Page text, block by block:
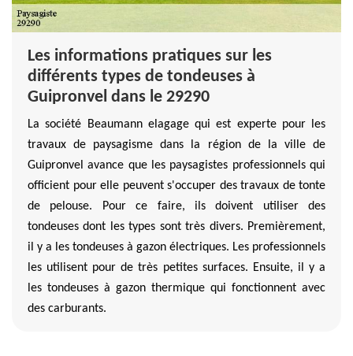
Les informations pratiques sur les
différents types de tondeuses à
Guipronvel dans le 29290
La société Beaumann elagage qui est experte pour les
travaux de paysagisme dans la région de la ville de
Guipronvel avance que les paysagistes professionnels qui
officient pour elle peuvent s'occuper des travaux de tonte
de pelouse. Pour ce faire, ils doivent utiliser des
tondeuses dont les types sont très divers. Premièrement,
il y a les tondeuses à gazon électriques. Les professionnels
les utilisent pour de très petites surfaces. Ensuite, il y a
les tondeuses à gazon thermique qui fonctionnent avec
des carburants.